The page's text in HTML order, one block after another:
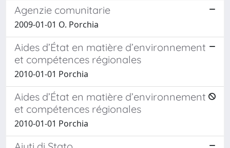
Agenzie comunitarie
2009-01-01 O. Porchia
Aides d’État en matière d’environnement
et compétences régionales
2010-01-01 Porchia
Aides d’État en matière d’environnement
et compétences régionales
2010-01-01 Porchia